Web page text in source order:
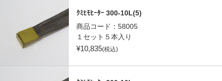
ｸﾐﾋﾓﾋｰﾀｰ 300-10L(5)
商品コード： 58005
１セット５本入り
¥10,835(税込)